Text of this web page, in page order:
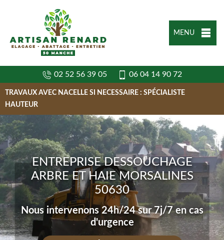
MENU
02 52 56 39 05 06 04 14 90 72
TRAVAUX AVEC NACELLE SI NECESSAIRE : SPÉCIALISTE
HAUTEUR
ENTREPRISE DESSOUCHAGE
ARBRE ET HAIE MORSALINES
50630
Nous intervenons 24h/24 sur 7j/7 en cas
d'urgence